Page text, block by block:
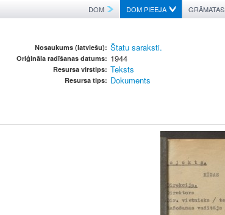
DOM DOM PIEEJA GRĀMATAS
Nosaukums (latviešu): Štatu saraksti.
Oriģināla radīšanas datums: 1944
Resursa virstips: Teksts
Resursa tips: Dokuments